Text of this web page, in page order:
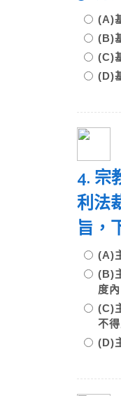
(A)
(B)
(C)
(D)
4. 宗
利法
旨，
(A)
(B)
度
(C)
不
(D)